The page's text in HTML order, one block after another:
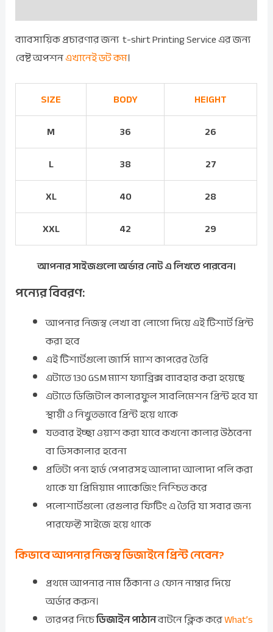
ব্যাবসায়িক প্রচারণার জন্য t-shirt Printing Service এর জন্য
বেষ্ট অপশনএখানেই ডট কম।
SIZE BODY
HEIGHT
M
36
26
L
38
27
XL
40
28
XXL
42 29
আপনার সাইজগুলো অর্ডার নোট এ লিখতে পারবেন।
পন্যের বিবরণ:
আপনার নিজস্ব লেখা বা লোগো দিয়ে এই টিশার্ট প্রিন্ট
করা হবে
এই টিশার্টগুলো জার্সি ম্যাশ কাপরের তৈরি
এটাতে 130 GSM ম্যাশ ফ্যাব্রিক্স ব্যাবহার করা হয়েছে
এটাতে ডিজিটাল কালারফুল সাবলিমেশন প্রিন্ট হবে যা
স্থায়ী ও নিখুতভাবে প্রিন্ট হয়ে থাকে
যতবার ইচ্ছা ওয়াশ করা যাবে কখনো কালার উঠবেনা
বা ডিসকালার হবেনা
প্রতিটা পন্য হার্ড পেপারসহ আলাদা আলাদা পলি করা
থাকে যা প্রিমিয়াম প্যাকেজিং নিশ্চিত করে
পলোশার্টগুলো রেগুলার ফিটিং এ তৈরি যা সবার জন্য
পারফেক্ট সাইজে হয়ে থাকে
কিভাবে আপনার নিজস্ব ডিজাইনে প্রিন্ট নেবেন?
প্রথমে আপনার নাম ঠিকানা ও ফোন নাম্বার দিয়ে
অর্ডার করুন।
তারপর নিচেডিজাইন পাঠানবাটনে ক্লিক করেWhat’s